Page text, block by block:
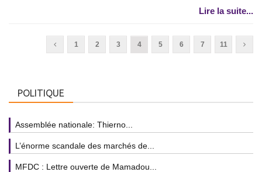
Lire la suite...
1 2 3 4 5 6 7 11
POLITIQUE
Assemblée nationale: Thierno...
L’énorme scandale des marchés de...
MFDC : Lettre ouverte de Mamadou...